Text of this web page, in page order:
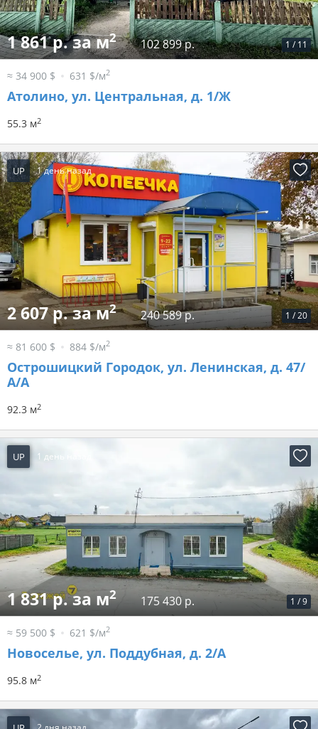
1 / 11
1 861 р. за м2 102 899 р.
≈ 34 900 $ 631 $/м2
Атолино, ул. Центральная, д. 1/Ж
55.3 м2
UP 1 день назад
1 /20
2 607 р. за м2 240 589 р.
≈ 81 600 $ 884 $/м2
Острошицкий Городок, ул. Ленинская, д. 47/
А/А
92.3 м2
UP 1 день назад
1 /9
1 831 р. за м2 175 430 р.
≈ 59 500 $ 621 $/м2
Новоселье, ул. Поддубная, д. 2/А
95.8 м2